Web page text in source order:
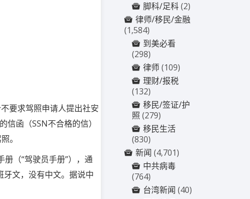
要求驾照申请人提出社安
函（SSN不合格的信）
。
（“驾驶员手册”），通
文，没有中文。据说中
脚科/足科(2)
律师/移民/金融
(1,584)
到美必看
(298)
律师(109)
理财/报税
(132)
移民/签证/护
照 (279)
移民生活
(830)
新闻 (4,701)
中共病毒
(764)
台湾新闻 (40)